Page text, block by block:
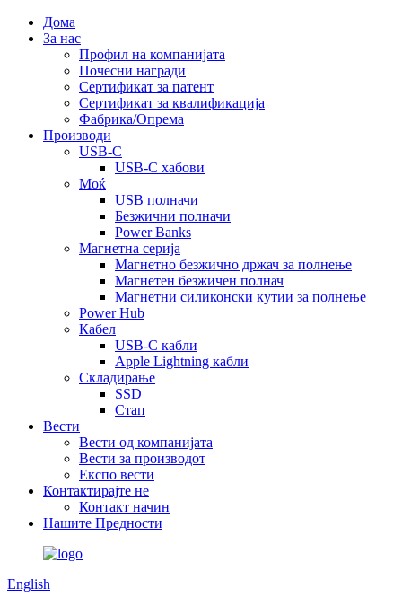
Дома
За нас
Профил на компанијата
Почесни награди
Сертификат за патент
Сертификат за квалификација
Фабрика/Опрема
Производи
USB-C
USB-C хабови
Моќ
USB полначи
Безжични полначи
Power Banks
Магнетна серија
Магнетно безжично држач за полнење
Магнетен безжичен полнач
Магнетни силиконски кутии за полнење
Power Hub
Кабел
USB-C кабли
Apple Lightning кабли
Складирање
SSD
Стап
Вести
Вести од компанијата
Вести за производот
Експо вести
Контактирајте не
Контакт начин
Нашите Предности
English